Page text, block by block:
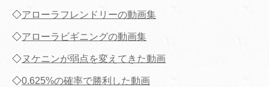
◇アローラフレンドリーの動画集
◇アローラビギニングの動画集
◇ヌケニンが弱点を変えてきた動画
◇0.625%の確率で勝利した動画